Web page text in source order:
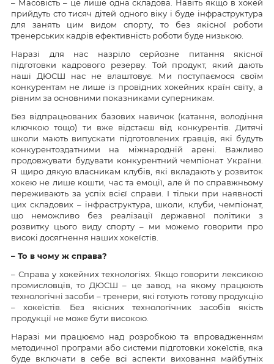
– Масовість – це лише одна складова. Навіть якщо в хокей
прийдуть сто тисяч дітей одного віку і буде інфраструктура
для занять цим видом спорту, то без якісної роботи
тренерських кадрів ефективність роботи буде низькою.
Наразі для нас назріло серйозне питання якісної
підготовки кадрового резерву. Той продукт, який дають
наші ДЮСШ нас не влаштовує. Ми поступаємося своїм
конкурентам не лише із провідних хокейних країн світу, а
рівним за основними показниками суперникам.
Без відпрацьованих базових навичок (катання, володіння
ключкою тощо) ти вже відстаєш від конкурентів. Дитячі
школи мають випускати підготовлених гравців, які будуть
конкурентоздатними на міжнародній арені. Важливо
продовжувати будувати конкурентний чемпіонат України.
Я щиро дякую власникам клубів, які вкладають у розвиток
хокею не лише кошти, час та емоції, але й по справжньому
переживають за успіх всієї справи. І тільки при наявності
цих складових – інфраструктура, школи, клуби, чемпіонат,
що неможливо без реалізації державної політики з
розвитку цього виду спорту – ми можемо говорити про
високі досягнення наших хокеїстів.
– То в чому ж справа?
– Справа у хокейних технологіях. Якщо говорити лексикою
промисловців, то ДЮСШ – це завод, на якому працюють
технологічні засоби – тренери, які готують готову продукцію
– хокеїстів. Без якісних технологічних засобів якість
продукції не може бути високою.
Наразі ми працюємо над розробкою та впровадженням
методичної програми або системи підготовки хокеїстів, яка
буде включати в себе всі аспекти виховання майбутніх